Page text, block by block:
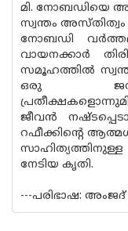
മി. നോബഡിയെ
സ്വന്തം അസ്തിത്വം
നോബഡി
വായനക്കാർ
സമൂഹത്തിൽ
ഒരു ജനത,
ജീവൻ
റഫീക്കിൻ്റെ
നേടിയ കൃതി.
---പരിഭാഷ: